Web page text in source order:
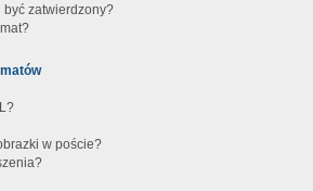
być zatwierdzony?
w poście?